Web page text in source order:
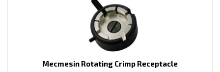
Mecmesin Rotating Crimp Receptacle